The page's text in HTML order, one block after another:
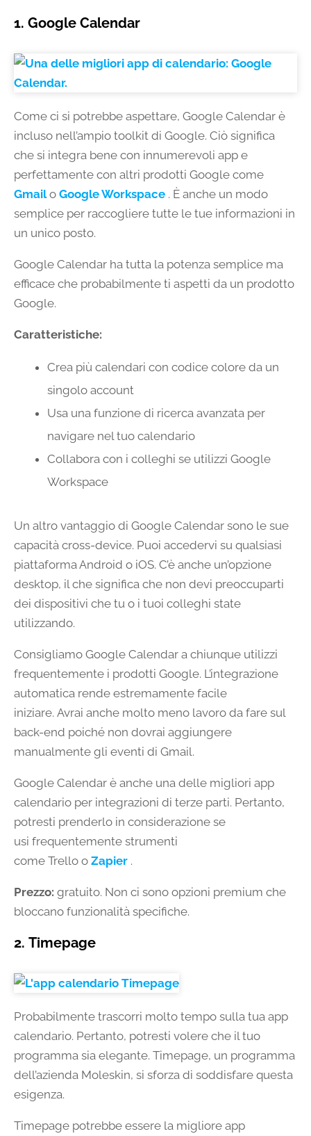
1. Google Calendar
Come ci si potrebbe aspettare, Google Calendar è
incluso nell’ampio toolkit di Google. Ciò significa
che si integra bene con innumerevoli app e
perfettamente con altri prodotti Google come
Gmailo Google Workspace . È anche un modo
semplice per raccogliere tutte le tue informazioni in
un unico posto.
Google Calendar ha tutta la potenza semplice ma
efficace che probabilmente ti aspetti da un prodotto
Google.
Caratteristiche:
Crea più calendari con codice colore da un
singolo account
Usa una funzione di ricerca avanzata per
navigare nel tuo calendario
Collabora con i colleghi se utilizzi Google
Workspace
Un altro vantaggio di Google Calendar sono le sue
capacità cross-device. Puoi accedervi su qualsiasi
piattaforma Android o iOS. C’è anche un’opzione
desktop, il che significa che non devi preoccuparti
dei dispositivi che tu o i tuoi colleghi state
utilizzando.
Consigliamo Google Calendar a chiunque utilizzi
frequentemente i prodotti Google. L’integrazione
automatica rende estremamente facile
iniziare. Avrai anche molto meno lavoro da fare sul
back-end poiché non dovrai aggiungere
manualmente gli eventi di Gmail.
Google Calendar è anche una delle migliori app
calendario per integrazioni di terze parti. Pertanto,
potresti prenderlo in considerazione se
usi frequentemente strumenti
come Trello o Zapier .
Prezzo: gratuito. Non ci sono opzioni premium che
bloccano funzionalità specifiche.
2. Timepage
Probabilmente trascorri molto tempo sulla tua app
calendario. Pertanto, potresti volere che il tuo
programma sia elegante. Timepage, un programma
dell’azienda Moleskin, si sforza di soddisfare questa
esigenza.
Timepage potrebbe essere la migliore app